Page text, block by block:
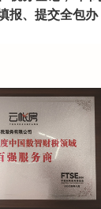
报、提交全包办